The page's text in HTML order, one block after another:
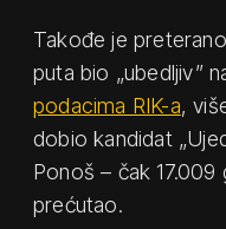
Takođe je
puta bio „ubedljiv”
podacima RIK-a,
dobio kandidat
Ponoš – čak
prećutao.